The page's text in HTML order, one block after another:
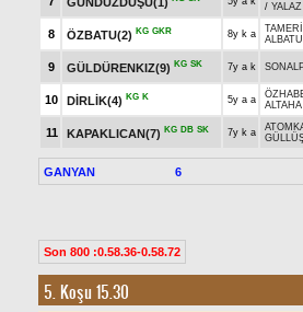
/ YALAZ
8 ÖZBATU(2) KG GKR 8y k a
9 GÜLDÜRENKIZ(9) KG SK 7y a k
10 DİRLİK(4) KG K 5y a a
ALTAHA
11 KAPAKLICAN(7) KG DB SK 7y k a
GANYAN 6
Son 800 :0.58.36-0.58.72
5. Koşu 15.30